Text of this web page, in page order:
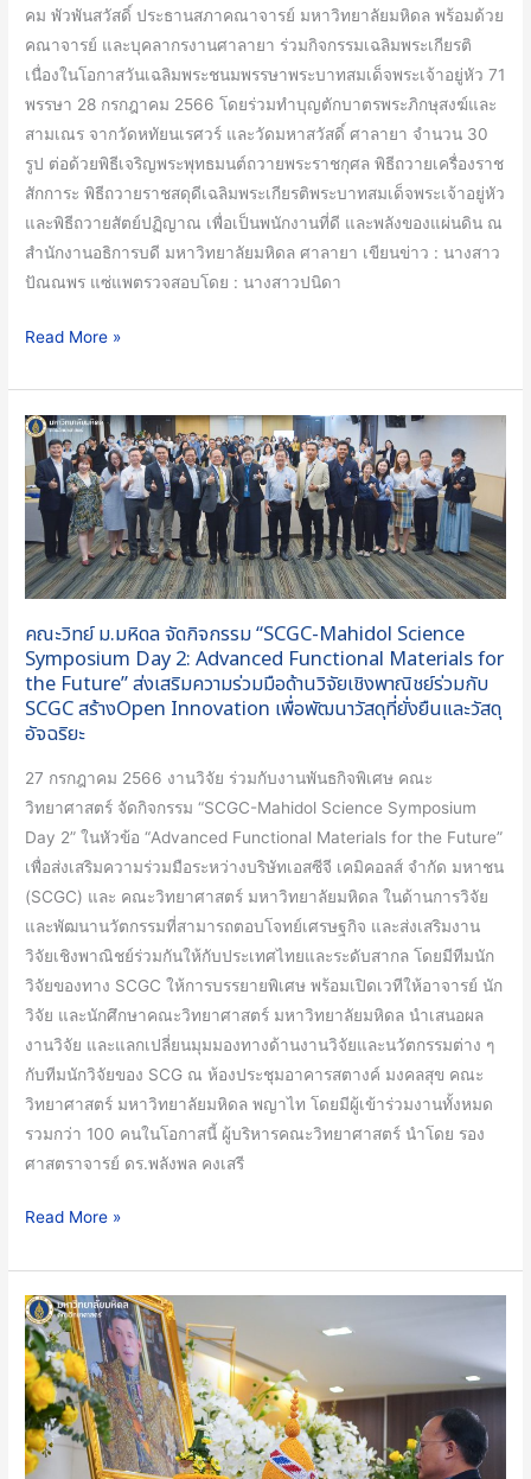
คม พัวพันสวัสดิ์ ประธานสภาคณาจารย์ มหาวิทยาลัยมหิดล พร้อมด้วย
คณาจารย์ และบุคลากรงานศาลายา ร่วมกิจกรรมเฉลิมพระเกียรติ
เนื่องในโอกาสวันเฉลิมพระชนมพรรษาพระบาทสมเด็จพระเจ้าอยู่หัว 71
พรรษา 28 กรกฎาคม 2566 โดยร่วมทำบุญตักบาตรพระภิกษุสงฆ์และ
สามเณร จากวัดหทัยนเรศวร์ และวัดมหาสวัสดิ์ ศาลายา จำนวน 30
รูป ต่อด้วยพิธีเจริญพระพุทธมนต์ถวายพระราชกุศล พิธีถวายเครื่องราช
สักการะ พิธีถวายราชสดุดีเฉลิมพระเกียรติพระบาทสมเด็จพระเจ้าอยู่หัว
และพิธีถวายสัตย์ปฏิญาณ เพื่อเป็นพนักงานที่ดี และพลังของแผ่นดิน ณ
สำนักงานอธิการบดี มหาวิทยาลัยมหิดล ศาลายา เขียนข่าว : นางสาว
ปัณณพร แซ่แพตรวจสอบโดย : นางสาวปนิดา
28
กรกฎาคม
2566
ณ
ม.มหิดล
ศาลา
ยา
Read More »
คณะวิทย์ ม.มหิดล จัดกิจกรรม “SCGC-Mahidol Science
Symposium Day 2: Advanced Functional Materials for
the Future” ส่งเสริมความร่วมมือด้านวิจัยเชิงพาณิชย์ร่วมกับ
SCGC สร้างOpen Innovation เพื่อพัฒนาวัสดุที่ยั่งยืนและวัสดุ
อัจฉริยะ
27 กรกฎาคม 2566 งานวิจัย ร่วมกับงานพันธกิจพิเศษ คณะ
วิทยาศาสตร์ จัดกิจกรรม “SCGC-Mahidol Science Symposium
Day 2” ในหัวข้อ “Advanced Functional Materials for the Future”
เพื่อส่งเสริมความร่วมมือระหว่างบริษัทเอสซีจี เคมิคอลส์ จำกัด มหาชน
(SCGC) และ คณะวิทยาศาสตร์ มหาวิทยาลัยมหิดล ในด้านการวิจัย
และพัฒนานวัตกรรมที่สามารถตอบโจทย์เศรษฐกิจ และส่งเสริมงาน
วิจัยเชิงพาณิชย์ร่วมกันให้กับประเทศไทยและระดับสากล โดยมีทีมนัก
วิจัยของทาง SCGC ให้การบรรยายพิเศษ พร้อมเปิดเวทีให้อาจารย์ นัก
วิจัย และนักศึกษาคณะวิทยาศาสตร์ มหาวิทยาลัยมหิดล นำเสนอผล
งานวิจัย และแลกเปลี่ยนมุมมองทางด้านงานวิจัยและนวัตกรรมต่าง ๆ
กับทีมนักวิจัยของ SCG ณ ห้องประชุมอาคารสตางค์ มงคลสุข คณะ
วิทยาศาสตร์ มหาวิทยาลัยมหิดล พญาไท โดยมีผู้เข้าร่วมงานทั้งหมด
รวมกว่า 100 คนในโอกาสนี้ ผู้บริหารคณะวิทยาศาสตร์ นำโดย รอง
ศาสตราจารย์ ดร.พลังพล คงเสรี
คณะ
วิทย์
ม.มหิดล
จัด
กิจกรรม
“SCGC-
Science
Symposium
Day
2:
Functional
Materials
for
the
Future”
ส่ง
เสริม
ความ
ร่วม
มือ
ด้าน
วิจัย
เชิง
พาณิชย์
กับ
Innovation
เพื่อ
พัฒนา
วัสดุ
ที่
ยั่งยืน
Read More »
คณะ
วิทยาศาสตร์
มหาวิทยาลัย
มหิดล
จัด
พิธี